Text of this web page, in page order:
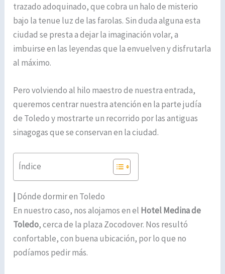
trazado adoquinado, que cobra un halo de misterio
bajo la tenue luz de las farolas. Sin duda alguna esta
ciudad se presta a dejar la imaginación volar, a
imbuirse en las leyendas que la envuelven y disfrutarla
al máximo.
Pero volviendo al hilo maestro de nuestra entrada,
queremos centrar nuestra atención en la parte judía
de Toledo y mostrarte un recorrido por las antiguas
sinagogas que se conservan en la ciudad.
Índice
| Dónde dormir en Toledo
En nuestro caso, nos alojamos en el Hotel Medina de
Toledo, cerca de la plaza Zocodover. Nos resultó
confortable, con buena ubicación, por lo que no
podíamos pedir más.